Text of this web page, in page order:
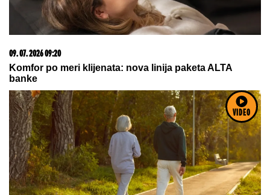
VIDEO
15. 07. 2026 07:44
Većina građana izgubi novac pre nego što stigne na
letovanje - ovih 7 troškova skoro niko ne planira